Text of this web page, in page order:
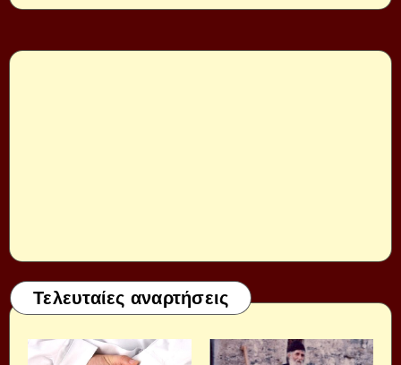
Τελευταίες αναρτήσεις